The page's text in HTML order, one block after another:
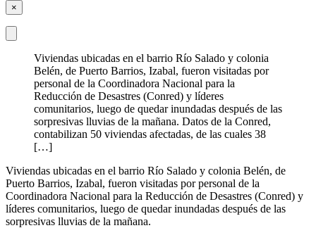
×
Viviendas ubicadas en el barrio Río Salado y colonia
Belén, de Puerto Barrios, Izabal, fueron visitadas por
personal de la Coordinadora Nacional para la
Reducción de Desastres (Conred) y líderes
comunitarios, luego de quedar inundadas después de las
sorpresivas lluvias de la mañana. Datos de la Conred,
contabilizan 50 viviendas afectadas, de las cuales 38
[…]
Viviendas ubicadas en el barrio Río Salado y colonia Belén, de
Puerto Barrios, Izabal, fueron visitadas por personal de la
Coordinadora Nacional para la Reducción de Desastres (Conred) y
líderes comunitarios, luego de quedar inundadas después de las
sorpresivas lluvias de la mañana.